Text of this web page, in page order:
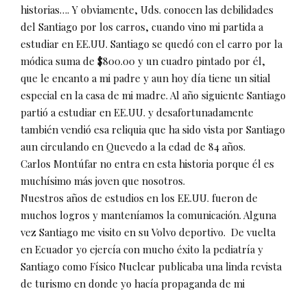
historias…. Y obviamente, Uds. conocen las debilidades
del Santiago por los carros, cuando vino mi partida a
estudiar en EE.UU. Santiago se quedó con el carro por la
módica suma de $800.00 y un cuadro pintado por él,
que le encanto a mi padre y aun hoy día tiene un sitial
especial en la casa de mi madre. Al año siguiente Santiago
partió a estudiar en EE.UU. y desafortunadamente
también vendió esa reliquia que ha sido vista por Santiago
aun circulando en Quevedo a la edad de 84 años.
Carlos Montúfar no entra en esta historia porque él es
muchísimo más joven que nosotros.
Nuestros años de estudios en los EE.UU. fueron de
muchos logros y manteníamos la comunicación. Alguna
vez Santiago me visito en su Volvo deportivo. De vuelta
en Ecuador yo ejercía con mucho éxito la pediatría y
Santiago como Físico Nuclear publicaba una linda revista
de turismo en donde yo hacía propaganda de mi